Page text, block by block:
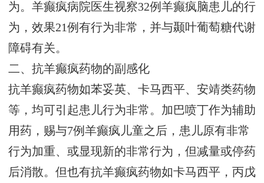
为。羊癫疯病院医生视察32例羊癫疯脑患儿的行
为，效果21例有行为非常，并与颞叶葡萄糖代谢
障碍有关。
二、抗羊癫疯药物的副感化
抗羊癫疯药物如苯妥英、卡马西平、安靖类药物
等，均可引起患儿行为非常。加巴喷丁作为辅助
用药，赐与7例羊癫疯儿童之后，患儿原有非常
行为加重、或显现新的非常行为，但减量或停药
后消散。但也有抗羊癫疯药物如卡马西平，丙戊